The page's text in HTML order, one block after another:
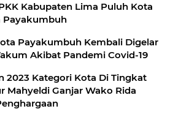
Kabupaten Lima Puluh Kota
Payakumbuh
Payakumbuh Kembali Digelar
Akibat Pandemi Covid-19
2023 Kategori Kota Di Tingkat
Mahyeldi Ganjar Wako Rida